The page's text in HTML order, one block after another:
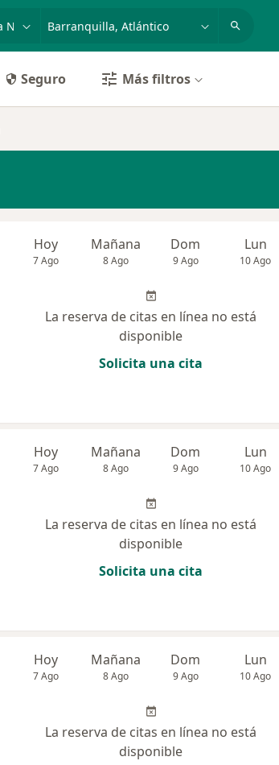
Seguro Más filtros
Hoy
7 Ago
Mañana
8 Ago
Dom
9 Ago
Lun
10 Ago
La reserva de citas en línea no está
disponible
Solicita una cita
Hoy
7 Ago
Mañana
8 Ago
Dom
9 Ago
Lun
10 Ago
La reserva de citas en línea no está
disponible
Solicita una cita
Hoy
7 Ago
Mañana
8 Ago
Dom
9 Ago
Lun
10 Ago
La reserva de citas en línea no está
disponible